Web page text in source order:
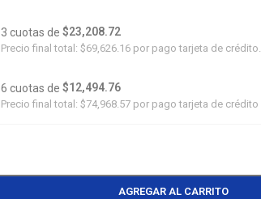
3 cuotas de $23,208.72
Precio final total: $69,626.16por pago tarjeta de crédito.
6 cuotas de $12,494.76
Precio final total: $74,968.57por pago tarjeta de crédito
AGREGAR AL CARRITO